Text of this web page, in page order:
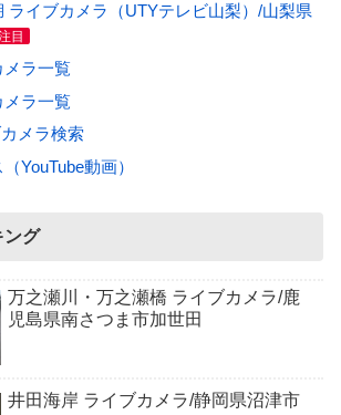
ライブカメラ（UTYテレビ山梨）/山梨県
目
ラ一覧
ラ一覧
メラ検索
YouTube動画）
ング
万之瀬川・万之瀬橋 ライブカメラ/鹿
児島県南さつま市加世田
井田海岸 ライブカメラ/静岡県沼津市